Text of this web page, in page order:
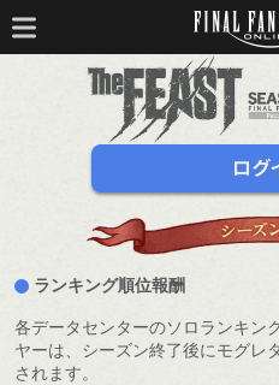
ランキング順位報酬
各データセンターのソロランキン
ヤーは、シーズン終了後にモグレ
されます。